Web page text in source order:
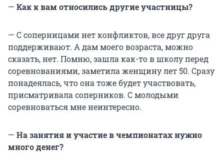
— Как к вам относились другие участницы?
— С соперницами нет конфликтов, все друг друга
поддерживают. А дам моего возраста, можно
сказать, нет. Помню, зашла как-то в школу перед
соревнованиями, заметила женщину лет 50. Сразу
понадеялась, что она тоже будет участвовать,
присматривала соперников. С молодыми
соревноваться мне неинтересно.
— На занятия и участие в чемпионатах нужно
много денег?